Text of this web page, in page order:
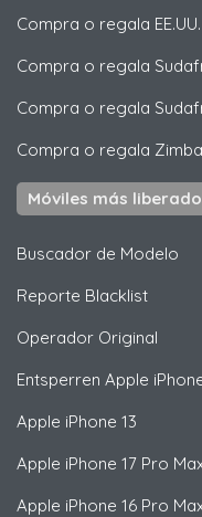
Compra o regala EE.UU.
Compra o regala
Compra o regala
Compra o regala
Móviles más
Buscador de Modelo
Reporte Blacklist
Operador Original
Entsperren Apple
Apple iPhone 13
Apple iPhone 17 Pro
Apple iPhone 16 Pro